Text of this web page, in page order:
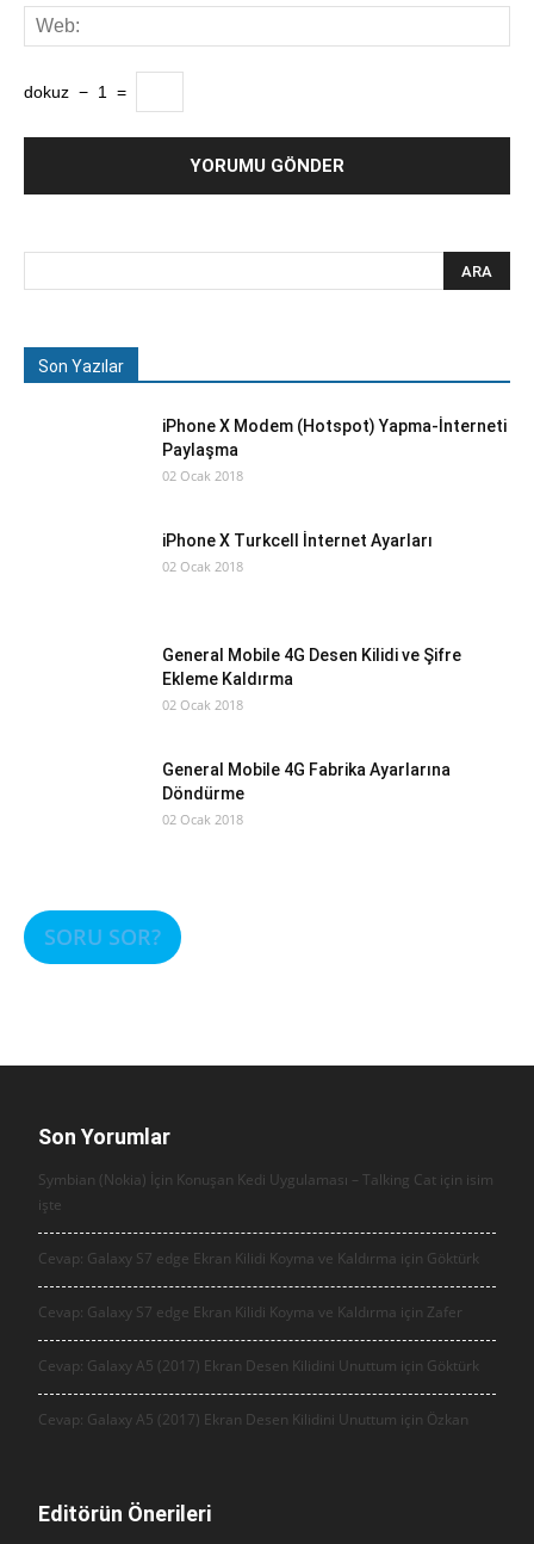
dokuz − 1 =
Son Yazılar
iPhone X Modem (Hotspot) Yapma-İnterneti
Paylaşma
02 Ocak 2018
iPhone X Turkcell İnternet Ayarları
02 Ocak 2018
General Mobile 4G Desen Kilidi ve Şifre
Ekleme Kaldırma
02 Ocak 2018
General Mobile 4G Fabrika Ayarlarına
Döndürme
02 Ocak 2018
SORU SOR?
Son Yorumlar
Symbian (Nokia) İçin Konuşan Kedi Uygulaması – Talking Cat için isim
işte
Cevap: Galaxy S7 edge Ekran Kilidi Koyma ve Kaldırma için Göktürk
Cevap: Galaxy S7 edge Ekran Kilidi Koyma ve Kaldırma için Zafer
Cevap: Galaxy A5 (2017) Ekran Desen Kilidini Unuttum için Göktürk
Cevap: Galaxy A5 (2017) Ekran Desen Kilidini Unuttum için Özkan
Editörün Önerileri